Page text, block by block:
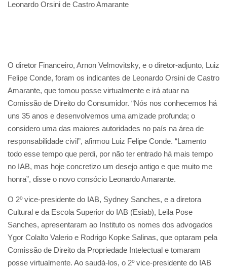
Leonardo Orsini de Castro Amarante
O diretor Financeiro, Arnon Velmovitsky, e o diretor-adjunto, Luiz
Felipe Conde, foram os indicantes de Leonardo Orsini de Castro
Amarante, que tomou posse virtualmente e irá atuar na
Comissão de Direito do Consumidor. “Nós nos conhecemos há
uns 35 anos e desenvolvemos uma amizade profunda; o
considero uma das maiores autoridades no país na área de
responsabilidade civil”, afirmou Luiz Felipe Conde. “Lamento
todo esse tempo que perdi, por não ter entrado há mais tempo
no IAB, mas hoje concretizo um desejo antigo e que muito me
honra”, disse o novo consócio Leonardo Amarante.
O 2º vice-presidente do IAB, Sydney Sanches, e a diretora
Cultural e da Escola Superior do IAB (Esiab), Leila Pose
Sanches, apresentaram ao Instituto os nomes dos advogados
Ygor Colalto Valerio e Rodrigo Kopke Salinas, que optaram pela
Comissão de Direito da Propriedade Intelectual e tomaram
posse virtualmente. Ao saudá-los, o 2º vice-presidente do IAB